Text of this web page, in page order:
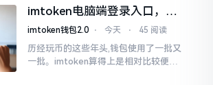
0版本
imtoken电脑端登录入口，地
址在这里
imtoken钱包2.0 ⋅ 今天 ⋅ 45 阅读
历经玩币的这些年头,钱包使用了一批又
一批。imtoken算得上是相对比较便于